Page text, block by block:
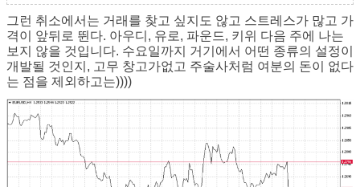
그런 취소에서는 거래를 찾고 싶지도 않고 스트레스가 많고 가
격이 앞뒤로 뛴다. 아우디, 유로, 파운드, 키위 다음 주에 나는
보지 않을 것입니다. 수요일까지 거기에서 어떤 종류의 설정이
개발될 것인지, 고무 창고가없고 주술사처럼 여분의 돈이 없다
는 점을 제외하고는))))